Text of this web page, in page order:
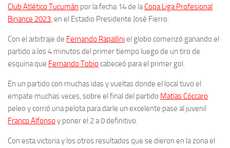
Club Atlético Tucumán por la fecha 14 de laCopa Liga Profesional
Binance 2023, en el Estadio Presidente José Fierro.
Con el arbitraje de Fernando Rapallini el globo comenzó ganando el
partido a los 4 minutos del primer tiempo luego de un tiro de
esquina que Fernando Tobio cabeceó para el primer gol.
En un partido con muchas idas y vueltas donde el local tuvo el
empate muchas veces, sobre el final del partido Matías Cóccaro
peleo y corrió una pelota para darle un excelente pase al juvenil
Franco Alfonso y poner el 2 a 0 definitivo.
Con esta victoria y los otros resultados que se dieron en la zona el